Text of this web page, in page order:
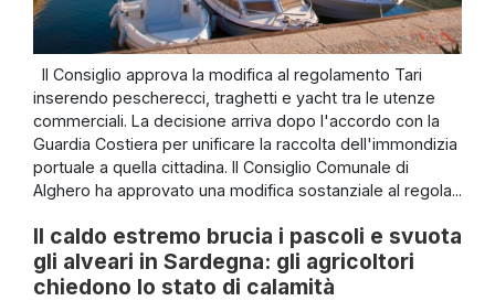
Il Consiglio approva la modifica al regolamento Tari
inserendo pescherecci, traghetti e yacht tra le utenze
commerciali. La decisione arriva dopo l'accordo con la
Guardia Costiera per unificare la raccolta dell'immondizia
portuale a quella cittadina. Il Consiglio Comunale di
Alghero ha approvato una modifica sostanziale al regola...
Il caldo estremo brucia i pascoli e svuota
gli alveari in Sardegna: gli agricoltori
chiedono lo stato di calamità